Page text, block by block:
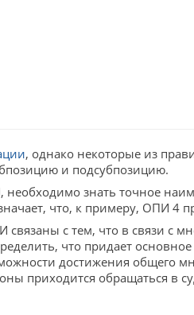
, однако некоторые из
и подсубпозицию.
необходимо знать точное
что, к примеру, ОПИ 4
с тем, что в связи с
что придает
достижения общего
приходится обращаться в